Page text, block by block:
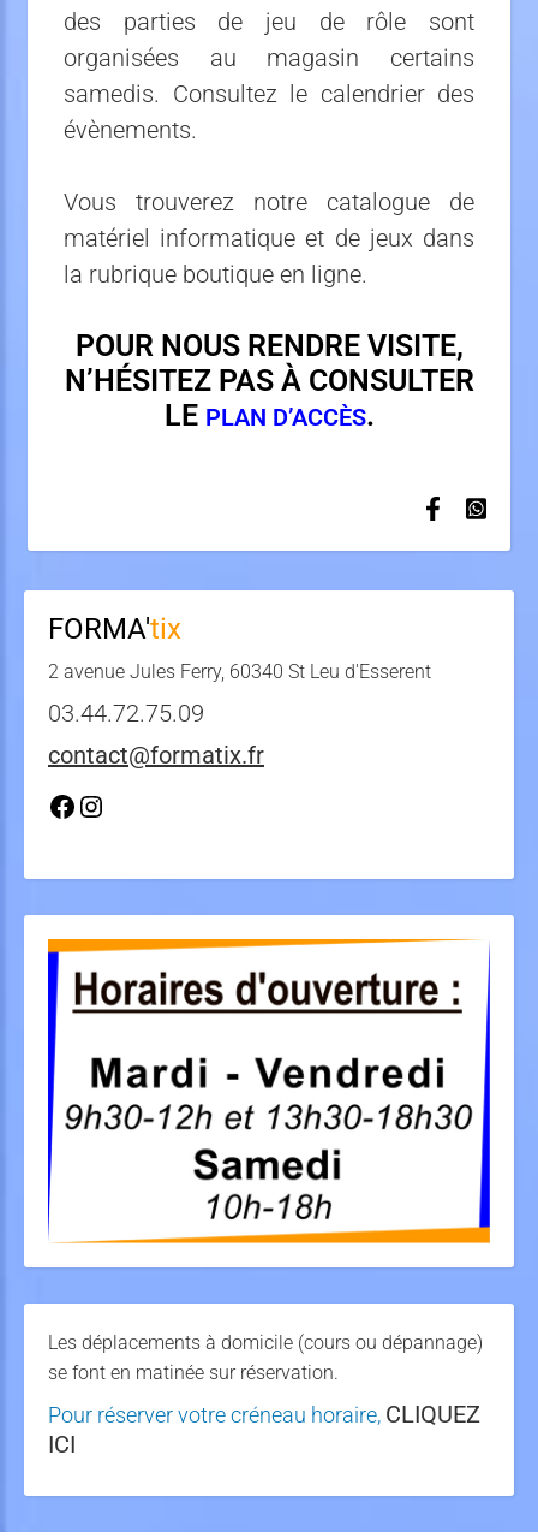
des parties de jeu de rôle sont
organisées au magasin certains
samedis. Consultez le calendrier des
évènements.
Vous trouverez notre catalogue de
matériel informatique et de jeux dans
la rubrique boutique en ligne.
POUR NOUS RENDRE VISITE,
N’HÉSITEZ PAS À CONSULTER
LE PLAN D’ACCÈS.
FORMA'tix
2 avenue Jules Ferry, 60340 St Leu d'Esserent
03.44.72.75.09
contact@formatix.fr
Les déplacements à domicile (cours ou dépannage)
se font en matinée sur réservation.
Pour réserver votre créneau horaire, CLIQUEZ
ICI